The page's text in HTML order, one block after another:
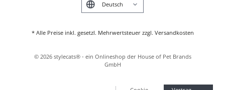
* Alle Preise inkl. gesetzl. Mehrwertsteuer zzgl. Versandkosten
English
© 2026 stylecats® - ein Onlineshop der House of Pet Brands
GmbH